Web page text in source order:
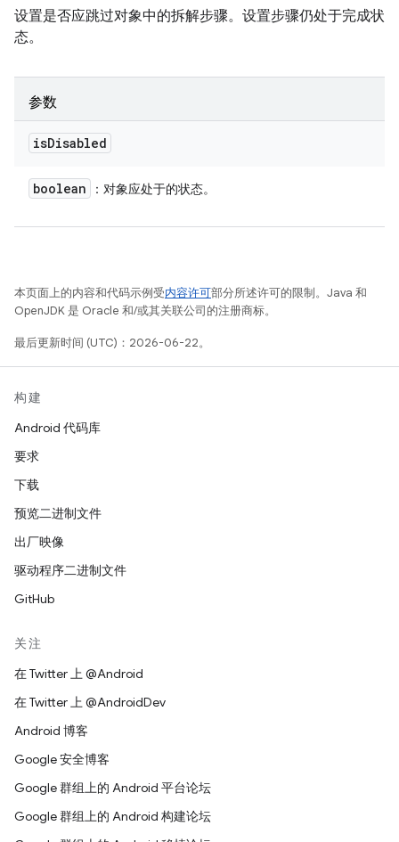
设置是否应跳过对象中的拆解步骤。设置步骤仍处于完成状
态。
参数
isDisabled
boolean ：对象应处于的状态。
本页面上的内容和代码示例受内容许可部分所述许可的限制。Java 和
OpenJDK 是 Oracle 和/或其关联公司的注册商标。
最后更新时间 (UTC)：2026-06-22。
构建
Android 代码库
要求
下载
预览二进制文件
出厂映像
驱动程序二进制文件
GitHub
关注
在 Twitter 上 @Android
在 Twitter 上 @AndroidDev
Android 博客
Google 安全博客
Google 群组上的 Android 平台论坛
Google 群组上的 Android 构建论坛